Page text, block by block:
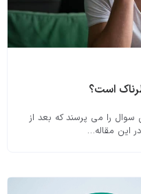
است؟
را می پرسند که بعد از
این مقاله…